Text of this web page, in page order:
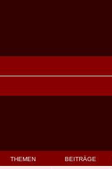
THEMEN BEITRÄGE